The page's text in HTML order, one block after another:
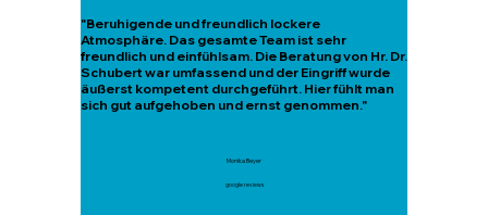
"Beruhigende und freundlich lockere
Atmosphäre. Das gesamte Team ist sehr
freundlich und einfühlsam. Die Beratung von Hr. Dr.
Schubert war umfassend und der Eingriff wurde
äußerst kompetent durchgeführt. Hier fühlt man
sich gut aufgehoben und ernst genommen."
Monika Beyer
google reviews